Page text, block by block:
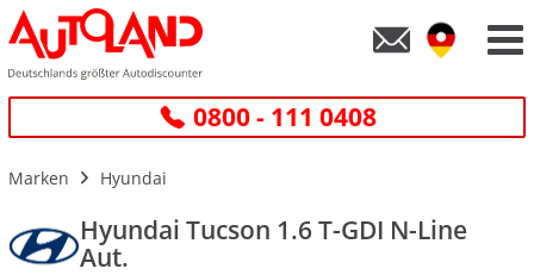
0800 - 111 0408
Marken Hyundai
Hyundai Tucson 1.6 T-GDI N-Line
Aut.